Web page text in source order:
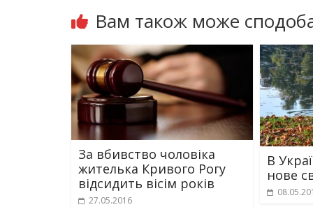
Вам також може
За вбивство чоловіка
жителька Кривого Рогу
відсидить вісім років
27.05.2016
В
нове